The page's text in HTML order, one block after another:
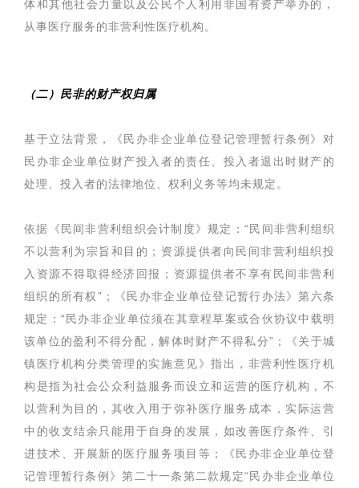
体和其他社会力量以及公民个人利用非国有资产举办的，
从事医疗服务的非营利性医疗机构。
（二）民非的财产权归属
基于立法背景，《民办非企业单位登记管理暂行条例》对
民办非企业单位财产投入者的责任、投入者退出时财产的
处理、投入者的法律地位、权利义务等均未规定。
依据《民间非营利组织会计制度》规定：“民间非营利组织
不以营利为宗旨和目的；资源提供者向民间非营利组织投
入资源不得取得经济回报；资源提供者不享有民间非营利
组织的所有权”；《民办非企业单位登记暂行办法》第六条
规定：“民办非企业单位须在其章程草案或合伙协议中载明
该单位的盈利不得分配，解体时财产不得私分”；《关于城
镇医疗机构分类管理的实施意见》指出，非营利性医疗机
构是指为社会公众利益服务而设立和运营的医疗机构，不
以营利为目的，其收入用于弥补医疗服务成本，实际运营
中的收支结余只能用于自身的发展，如改善医疗条件、引
进技术、开展新的医疗服务项目等；《民办非企业单位登
记管理暂行条例》第二十一条第二款规定“民办非企业单位